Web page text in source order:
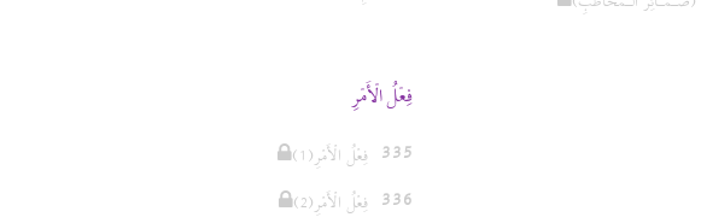
فِعْلُ الْأَمْرِ
335 (1)فِعْلُ الْأَمْرِ
336 (2)فِعْلُ الْأَمْرِ